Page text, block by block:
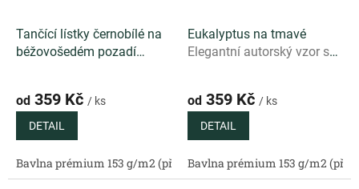
Tančící lístky černobílé na
béžovošedém pozadí
přírodním béžovošedém
podkladu
od 359 Kč / ks
DETAIL
Bavlna prémium 153 g/m2 (přírodní) Bavlněný satén 130 g/
Eukalyptus na tmavé
Elegantní autorský vzor s
od 359 Kč / ks
DETAIL
Bavlna prémium 153 g/m2